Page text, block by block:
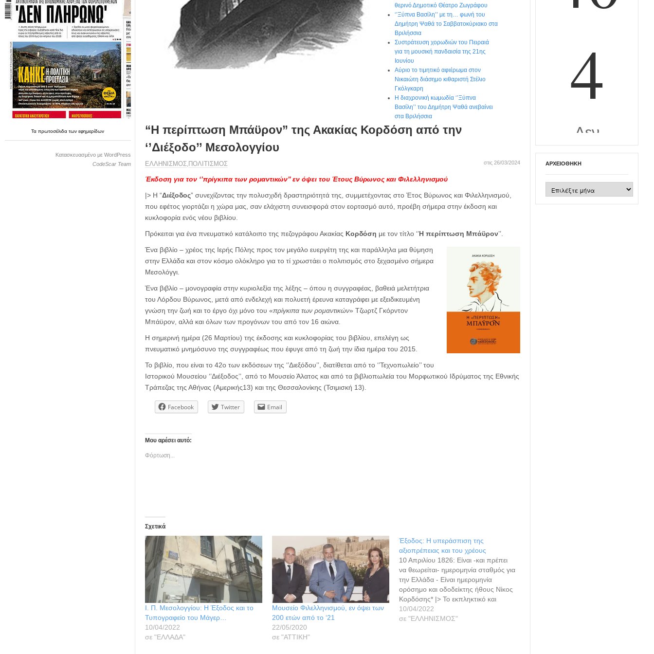
Ταπρωτοσέλιδατωνεφημερίδων
Κατασκευασμένο με WordPress
CodeScar Team
θερινό Δημοτικό Θέατρο Ζωγράφου
‘’Ξύπνα Βασίλη’’ με τη… φωνή του
Δημήτρη Ψαθά το Σαββατοκύριακο στα
Βριλήσσια
Συστράτευση χορωδιών του Πειραιά
για τη μουσική πανδαισία της 21ης
Ιουνίου
Αύριο το τιμητικό αφιέρωμα στον
Νικαιώτη διάσημο κιθαριστή Στέλιο
Γκόλγκαρη
Η διαχρονική κωμωδία ‘’Ξύπνα
Βασίλη’’ του Δημήτρη Ψαθά ανεβαίνει
στα Βριλήσσια
“Η περίπτωση Μπάϋρον” της Ακακίας Κορδόση από την
‘’Διέξοδο’’ Μεσολογγίου
ΕΛΛΗΝΙΣΜΟΣ ΠΟΛΙΤΙΣΜΟΣ στις 26/03/2024
Έκδοση για τον ‘’πρίγκιπα των ρομαντικών’’ εν όψει του Έτους Βύρωνος και Φιλελληνισμού
|> Η “Διέξοδος” συνεχίζοντας την πολυσχιδή δραστηριότητά της, συμμετέχοντας στο Έτος Βύρωνος και Φιλελληνισμού,
που εφέτος γιορτάζει η χώρα μας, σαν ελάχιστη συνεισφορά στον εορτασμό αυτό, προέβη σήμερα στην έκδοση και
κυκλοφορία ενός νέου βιβλίου.
Πρόκειται για ένα πνευματικό κατάλοιπο της πεζογράφου Ακακίας Κορδόση με τον τίτλο ‘’Η περίπτωση Μπάϋρον’’.
Ένα βιβλίο – χρέος της Ιερής Πόλης προς τον μεγάλο ευεργέτη της και παράλληλα μια θύμηση
στην Ελλάδα και στον κόσμο ολόκληρο για το τί χρωστάει ο πολιτισμός στο ξεχασμένο σήμερα
Μεσολόγγι.
Ένα βιβλίο – μονογραφία στην κυριολεξία της λέξης – όπου η συγγραφέας, βαθειά μελετήτρια
του Λόρδου Βύρωνος, μετά από ενδελεχή και πολυετή έρευνα καταγράφει με εξειδικευμένη
γνώση την ζωή και το έργο όχι μόνο του «πρίγκιπα των ρομαντικών» Τζωρτζ Γκόρντον
Μπάϋρον, αλλά και όλων των προγόνων του από τον 16 αιώνα.
Η σημερινή ημέρα (26 Μαρτίου) της έκδοσης και κυκλοφορίας του βιβλίου, επελέγη ως
πνευματικό μνημόσυνο της συγγραφέως που έφυγε από τη ζωή την ίδια ημέρα του 2015.
Το βιβλίο, που είναι το 42ο των εκδόσεων της ‘’Διεξόδου’’, διατίθεται από το ‘’Τεχνοπωλείο’’ του
Ιστορικού Μουσείου ‘’Διέξοδος’’, από το Μουσείο Άλατος και από τα βιβλιοπωλεία του Μορφωτικού Ιδρύματος της Εθνικής
Τράπεζας της Αθήνας (Αμερικής13) και της Θεσσαλονίκης (Τσιμισκή 13).
Facebook Twitter Email
Μου αρέσει αυτό:
Φόρτωση...
Σχετικά
Ι. Π. Μεσολογγίου: Η Έξοδος και το
Τυπογραφείο του Μάγερ…
10/04/2022
σε "ΕΛΛΑΔΑ"
Μουσείο Φιλελληνισμού, εν όψει των
200 ετών από το ‘21
22/05/2020
σε "ΑΤΤΙΚΗ"
Έξοδος: Η υπεράσπιση της
αξιοπρέπειας και του χρέους
10 Απριλίου 1826: Είναι -και πρέπει
να θεωρείται- ημερομηνία σταθμός για
την Ελλάδα - Είναι ημερομηνία
ορόσημο και οδοδείκτης ήθους Νίκος
Κορδόσης* |> Το εκπληκτικό και
ανεπανάληπτο γεγονός της
εθελοθυσίας των Μεσολογγιτών, του
10/04/2022
σε "ΕΛΛΗΝΙΣΜΟΣ"
ΑΡΧΕΙΟΘΉΚΗ